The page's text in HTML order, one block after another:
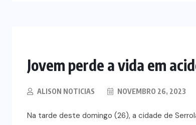
Jovem perde a vida em
ALISON NOTICIAS NOVEMBRO 26, 2023
Na tarde deste domingo (26), a cidade de